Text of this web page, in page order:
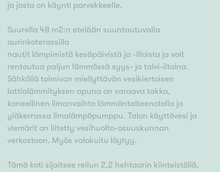
ja josta on käynti parvekkeelle.
Suurella 48 m2:n etelään suuntautuvalla
aurinkoterassilla
nautit lämpimistä kesäpäivistä ja -illoista ja voit
rentoutua paljun lämmössä syys- ja talvi-iltoina.
Sähköllä toimivan miellyttävän vesikiertoisen
lattialämmityksen apuna on varaava takka,
koneellinen ilmanvaihto lämmöntalteenotolla ja
yläkerrassa ilmalämpöpumppu. Talon käyttövesi ja
viemärit on liitetty vesihuolto-osuuskunnan
verkostoon. Myös valokuitu löytyy.
Tämä koti sijaitsee reilun 2,2 hehtaarin kiinteistöllä,